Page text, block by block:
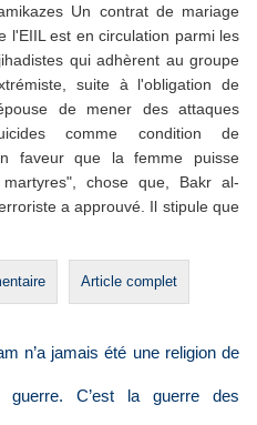
Un contrat de mariage
l'EIIL est en circulation parmi les
qui adhèrent au groupe
suite à l'obligation de
de mener des attaques
comme condition de
faveur que la femme puisse
chose que, Bakr al-
a approuvé. Il stipule que
Article complet
n’a jamais été une religion de
C’est la guerre des